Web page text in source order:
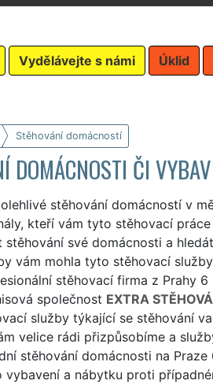
Vydělávejte s námi Úklid
Stěhování domácností
DOMÁCNOSTI ČI
stěhování domácností v
kteří vám tyto stěhovací
stěhování své domácnosti a
vám mohla tyto stěhovací
stěhovací firma z Prahy
společnost EXTRA
služby týkající se stěhování
velice rádi přizpůsobíme a
stěhování domácnosti na
vybavení a nábytku proti